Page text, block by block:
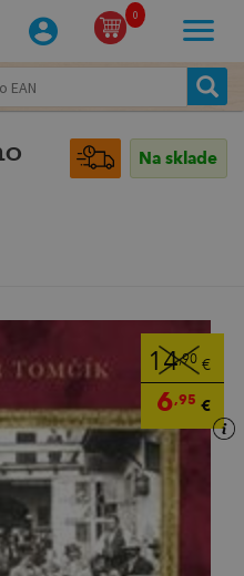
0
Na sklade
14,90 €
6,95 €